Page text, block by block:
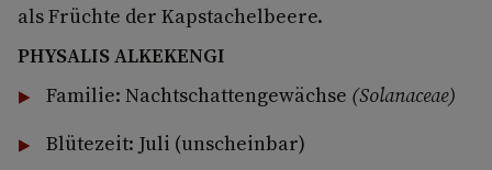
als Früchte der Kapstachelbeere.
PHYSALIS ALKEKENGI
Familie: Nachtschattengewächse (Solanaceae)
Blütezeit: Juli (unscheinbar)